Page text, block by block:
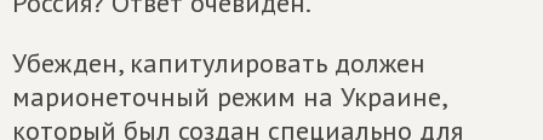
Убежден, капитулировать должен
марионеточный режим на Украине,
который был создан специально для